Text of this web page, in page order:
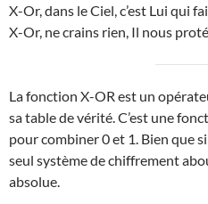
X-Or, dans le Ciel, c’est Lui qui
X-Or, ne crains rien, Il nous
La fonction X-OR est un
sa table de vérité. C’est une
pour combiner 0 et 1. Bien que
seul système de chiffrement
absolue.